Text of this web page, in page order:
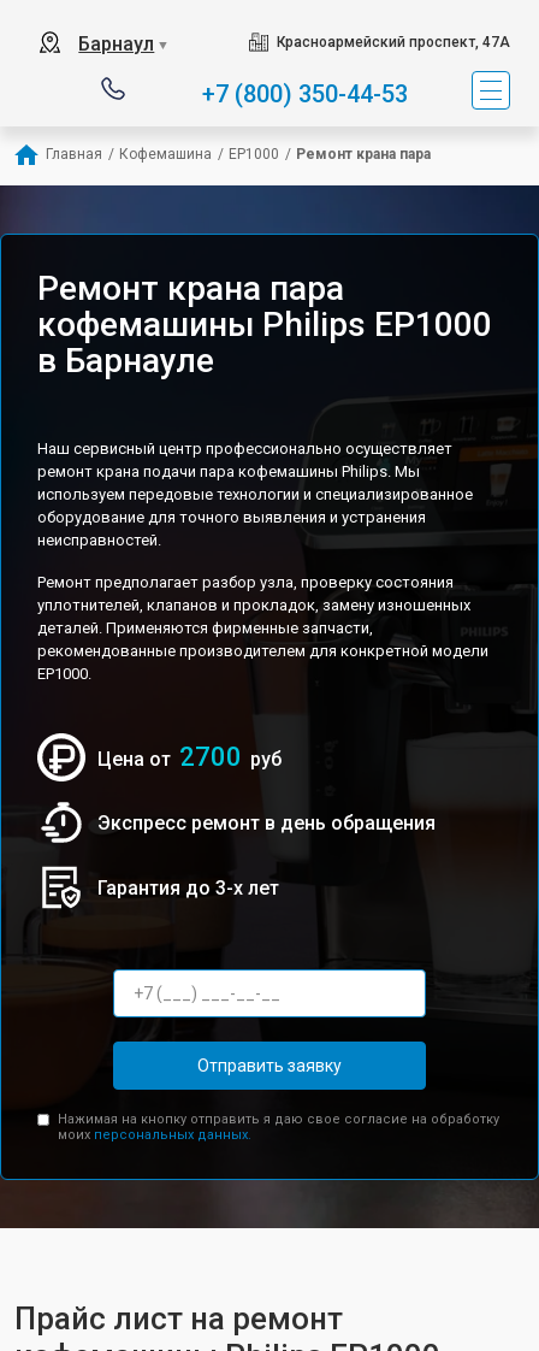
Барнаул ▼ Красноармейский проспект, 47А
+7 (800) 350-44-53
Главная / Кофемашина / EP1000 / Ремонт крана пара
Ремонт крана пара
кофемашины Philips EP1000
в Барнауле
Наш сервисный центр профессионально осуществляет
ремонт крана подачи пара кофемашины Philips. Мы
используем передовые технологии и специализированное
оборудование для точного выявления и устранения
неисправностей.
Ремонт предполагает разбор узла, проверку состояния
уплотнителей, клапанов и прокладок, замену изношенных
деталей. Применяются фирменные запчасти,
рекомендованные производителем для конкретной модели
EP1000.
Цена от 2700 руб
Экспресс ремонт в день обращения
Гарантия до 3-х лет
Отправить заявку
Нажимая на кнопку отправить я даю свое согласие на обработку
моих персональных данных.
Прайс лист на ремонт